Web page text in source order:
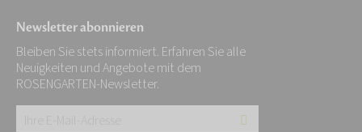
Newsletter abonnieren
Bleiben Sie stets informiert. Erfahren Sie alle
Neuigkeiten und Angebote mit dem
ROSENGARTEN-Newsletter.